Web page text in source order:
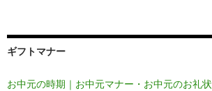
ギフトマナー
お中元の時期｜お中元マナー・お中元のお礼状